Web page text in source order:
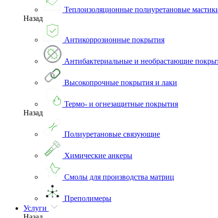
Теплоизоляционные полиуретановые
Назад
Антикоррозионные покрытия
Антибактериальные и необрастающие
Высокопрочные покрытия и лаки
Термо- и огнезащитные покрытия
Назад
Полиуретановые связующие
Химические анкеры
Смолы для производства матриц
Преполимеры
Услуги